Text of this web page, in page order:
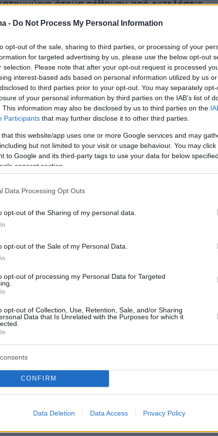
- Do Not Process My Personal Information
opt-out of the sale, sharing to third parties, or processing of your
for targeted advertising by us, please use the below opt-out
selection. Please note that after your opt-out request is processed
interest-based ads based on personal information utilized by us
to third parties prior to your opt-out. You may separately
of your personal information by third parties on the IAB’s list of
This information may also be disclosed by us to third parties on the
Participants that may further disclose it to other third parties.
that this website/app uses one or more Google services and may
but not limited to your visit or usage behaviour. You may
to Google and its third-party tags to use your data for below
consent section.
Data Processing Opt Outs
opt-out of the Sharing of my personal data.
opt-out of the Sale of my Personal Data.
opt-out of processing my Personal Data for Targeted
opt-out of Collection, Use, Retention, Sale, and/or Sharing
Data that Is Unrelated with the Purposes for which it
CONFIRM
Data Deletion Data Access Privacy Policy
άτομα πέθαναν από εκτελέσεις,
και έλλειψη ιατροφαρμακευτικής
τη διάρκεια της κυριαρχίας των Ερυθρών
καθεστώτος των Ερυθρών Χμερ
1975, όταν κατέλαβαν την Πνομ Πενχ,
πενταετή εμφύλιο πόλεμο. Οι οπαδοί
αμέσως να απομακρύνουν αναγκαστικά
πολίτες που είχαν βρει καταφύγιο στην
τους στην επαρχία, για
είχε και το μεγαλύτερο μέρος του πληθυσμού
κάθε έννοια ιδιωτικής ζωή,
ιδιοκτησίας και θρησκείας,
Τύπου και της έκφρασης, σε ένα μόρφωμα
μοιάζει μέχρι και σήμερα απίστευτη.